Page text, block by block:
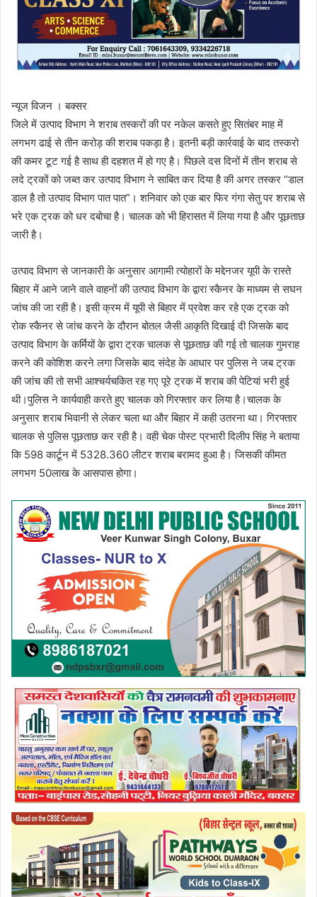
न्यूज विजन । बक्सर
जिले में उत्पाद विभाग ने शराब तस्करों की पर नकेल कसते हुए सितंबर माह में
लगभग ढाई से तीन करोड़ की शराब पकड़ा है। इतनी बड़ी कार्रवाई के बाद तस्करो
की कमर टूट गई है साथ ही दहशत में हो गए है। पिछले दस दिनों में तीन शराब से
लदे ट्रकों को जब्त कर उत्पाद विभाग ने साबित कर दिया है की अगर तस्कर “डाल
डाल है तो उत्पाद विभाग पात पात”। शनिवार को एक बार फिर गंगा सेतु पर शराब से
भरे एक ट्रक को धर दबोचा है। चालक को भी हिरासत में लिया गया है और पूछताछ
जारी है।
उत्पाद विभाग से जानकारी के अनुसार आगामी त्योहारों के मद्देनजर यूपी के रास्ते
बिहार में आने जाने वाले वाहनों की उत्पाद विभाग के द्वारा स्कैनर के माध्यम से सघन
जांच की जा रही है। इसी क्रम में यूपी से बिहार में प्रवेश कर रहे एक ट्रक को
रोक स्कैनर से जांच करने के दौरान बोतल जैसी आकृति दिखाई दी जिसके बाद
उत्पाद विभाग के कर्मियों के द्वारा ट्रक चालक से पूछताछ की गई तो चालक गुमराह
करने की कोशिश करने लगा जिसके बाद संदेह के आधार पर पुलिस ने जब ट्रक
की जांच की तो सभी आश्चर्यचकित रह गए पूरे ट्रक में शराब की पेटियां भरी हुई
थी।पुलिस ने कार्यवाही करते हुए चालक को गिरफ्तार कर लिया है।चालक के
अनुसार शराब भिवानी से लेकर चला था और बिहार में कही उतरना था। गिरफ्तार
चालक से पुलिस पूछताछ कर रही है। वही चेक पोस्ट प्रभारी दिलीप सिंह ने बताया
कि 598 कार्टून में 5328.360 लीटर शराब बरामद हुआ है। जिसकी कीमत
लगभग 50लाख के आसपास होगा।